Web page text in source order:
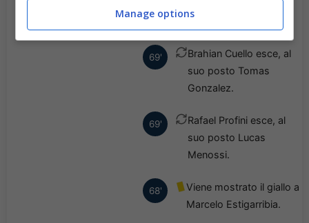
Vazquez.
69'
Brahian Cuello esce, al
suo posto Tomas
Gonzalez.
69'
Rafael Profini esce, al
suo posto Lucas
Menossi.
68'
Viene mostrato il giallo a
Marcelo Estigarribia.
Manage options